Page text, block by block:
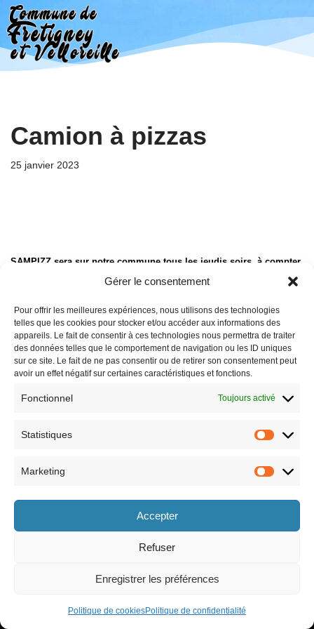
Gérer le consentement
Pour offrir les meilleures expériences, nous utilisons des technologies
telles que les cookies pour stocker et/ou accéder aux informations des
appareils. Le fait de consentir à ces technologies nous permettra de traiter
des données telles que le comportement de navigation ou les ID uniques
sur ce site. Le fait de ne pas consentir ou de retirer son consentement peut
avoir un effet négatif sur certaines caractéristiques et fonctions.
Fonctionnel Toujours activé
Statistiques
Marketing
Accepter
Refuser
Enregistrer les préférences
Politique de cookiesPolitique de confidentialité
Aller
au
contenu
Camion à pizzas
25 janvier 2023
SAMPIZZ sera sur notre commune tous les jeudis soirs, à compter
Horaires
le lundi 8h30-12h et 13h30-17h30,
le jeudi 8h30-12h et 13h30-17h30,
le vendredi 8h30-12h et 13h30-17h,